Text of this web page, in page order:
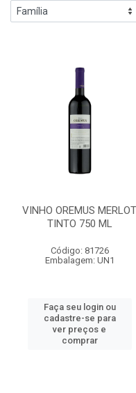
VINHO OREMUS MERLOT
TINTO 750 ML
Código: 81726
Embalagem: UN1
Faça seu login ou
cadastre-se para
ver preços e
comprar